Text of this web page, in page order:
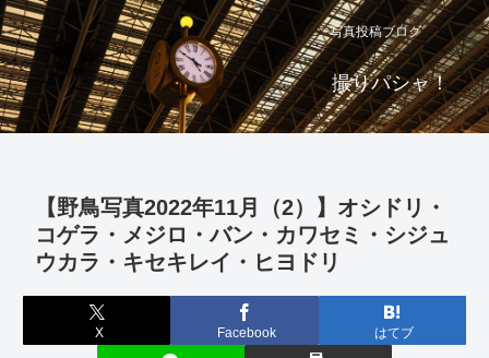
写真投稿ブログ
撮りパシャ！
【野鳥写真2022年11月（2）】オシドリ・
コゲラ・メジロ・バン・カワセミ・シジュ
ウカラ・キセキレイ・ヒヨドリ
X Facebook はてブ